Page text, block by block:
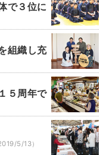
で３位に
組織し充
５周年で
5/13）